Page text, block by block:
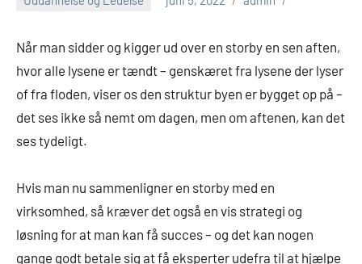
Når man sidder og kigger ud over en storby en sen aften,
hvor alle lysene er tændt – genskæret fra lysene der lyser
of fra floden, viser os den struktur byen er bygget op på –
det ses ikke så nemt om dagen, men om aftenen, kan det
ses tydeligt.
Hvis man nu sammenligner en storby med en
virksomhed, så kræver det også en vis strategi og
løsning for at man kan få succes – og det kan nogen
gange godt betale sig at få eksperter udefra til at hjælpe